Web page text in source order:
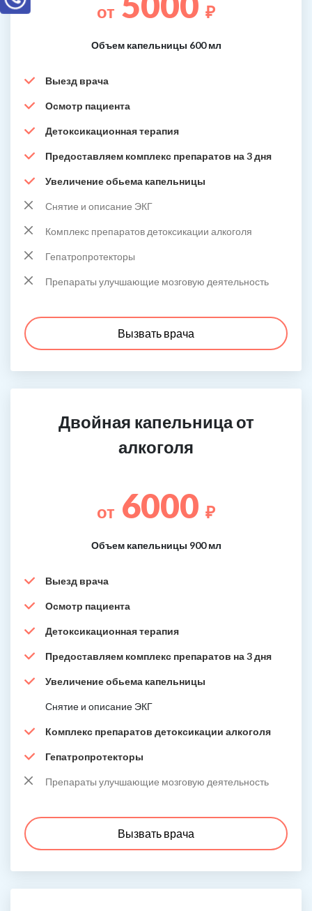
от ₽
Объем капельницы 600 мл
Выезд врача
Осмотр пациента
Детоксикационная терапия
Предоставляем комплекс препаратов на 3 дня
Увеличение обьема капельницы
Снятие и описание ЭКГ
Комплекс препаратов детоксикации алкоголя
Гепатропротекторы
Препараты улучшающие мозговую деятельность
Вызвать врача
Двойная капельница от
алкоголя
от 6000 ₽
Объем капельницы 900 мл
Выезд врача
Осмотр пациента
Детоксикационная терапия
Предоставляем комплекс препаратов на 3 дня
Увеличение обьема капельницы
Снятие и описание ЭКГ
Комплекс препаратов детоксикации алкоголя
Гепатропротекторы
Препараты улучшающие мозговую деятельность
Вызвать врача